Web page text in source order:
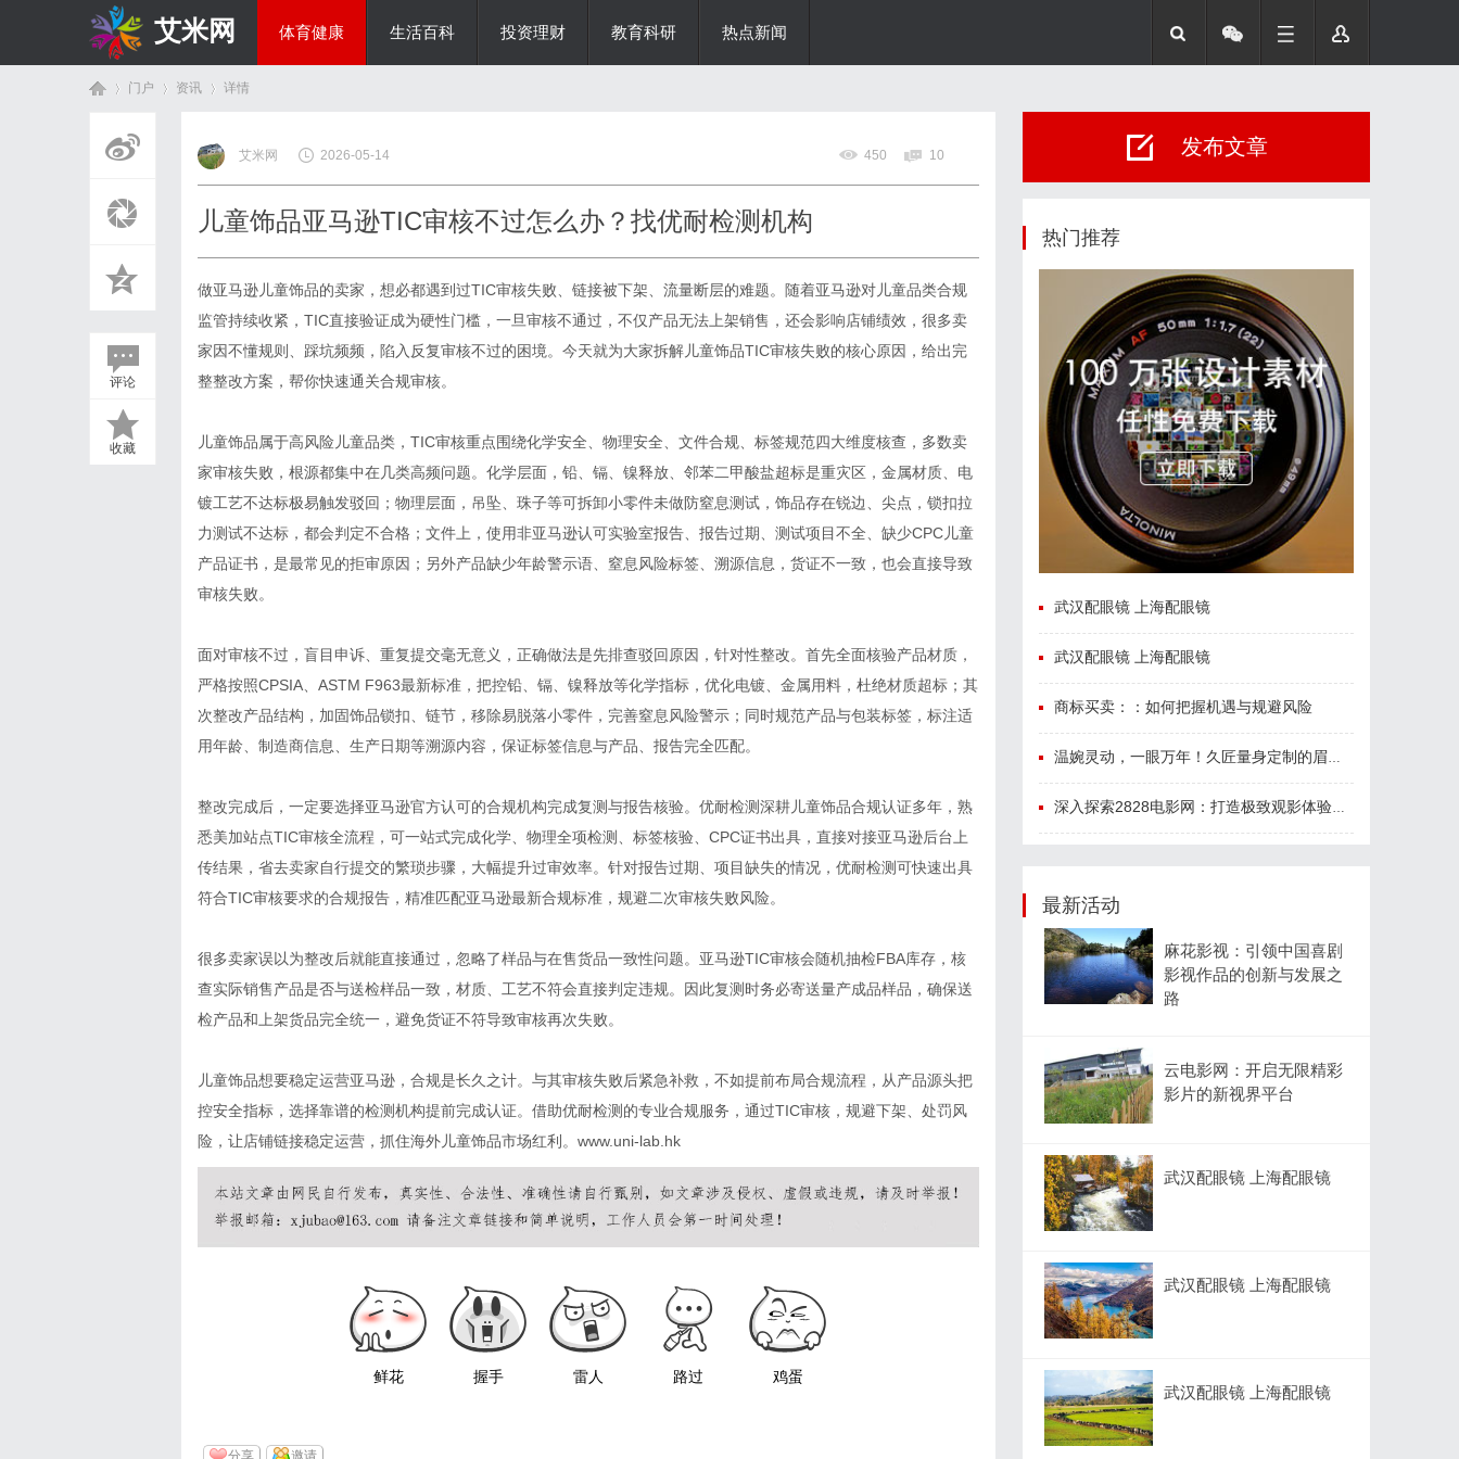
艾米网 体育健康 生活百科 投资理财 教育科研 热点新闻
门户 资讯
›
详情
评论
收藏
艾米网 2026-05-14 450 10
儿童饰品亚马逊TIC审核不过怎么办？找优耐检测机构
做亚马逊儿童饰品的卖家，想必都遇到过TIC审核失败、链接被下架、流量断层的难题。随着亚马逊对儿童品类合规
监管持续收紧，TIC直接验证成为硬性门槛，一旦审核不通过，不仅产品无法上架销售，还会影响店铺绩效，很多卖
家因不懂规则、踩坑频频，陷入反复审核不过的困境。今天就为大家拆解儿童饰品TIC审核失败的核心原因，给出完
整整改方案，帮你快速通关合规审核。
儿童饰品属于高风险儿童品类，TIC审核重点围绕化学安全、物理安全、文件合规、标签规范四大维度核查，多数卖
家审核失败，根源都集中在几类高频问题。化学层面，铅、镉、镍释放、邻苯二甲酸盐超标是重灾区，金属材质、电
镀工艺不达标极易触发驳回；物理层面，吊坠、珠子等可拆卸小零件未做防窒息测试，饰品存在锐边、尖点，锁扣拉
力测试不达标，都会判定不合格；文件上，使用非亚马逊认可实验室报告、报告过期、测试项目不全、缺少CPC儿童
产品证书，是最常见的拒审原因；另外产品缺少年龄警示语、窒息风险标签、溯源信息，货证不一致，也会直接导致
审核失败。
面对审核不过，盲目申诉、重复提交毫无意义，正确做法是先排查驳回原因，针对性整改。首先全面核验产品材质，
严格按照CPSIA、ASTM F963最新标准，把控铅、镉、镍释放等化学指标，优化电镀、金属用料，杜绝材质超标；其
次整改产品结构，加固饰品锁扣、链节，移除易脱落小零件，完善窒息风险警示；同时规范产品与包装标签，标注适
用年龄、制造商信息、生产日期等溯源内容，保证标签信息与产品、报告完全匹配。
整改完成后，一定要选择亚马逊官方认可的合规机构完成复测与报告核验。优耐检测深耕儿童饰品合规认证多年，熟
悉美加站点TIC审核全流程，可一站式完成化学、物理全项检测、标签核验、CPC证书出具，直接对接亚马逊后台上
传结果，省去卖家自行提交的繁琐步骤，大幅提升过审效率。针对报告过期、项目缺失的情况，优耐检测可快速出具
符合TIC审核要求的合规报告，精准匹配亚马逊最新合规标准，规避二次审核失败风险。
很多卖家误以为整改后就能直接通过，忽略了样品与在售货品一致性问题。亚马逊TIC审核会随机抽检FBA库存，核
查实际销售产品是否与送检样品一致，材质、工艺不符会直接判定违规。因此复测时务必寄送量产成品样品，确保送
检产品和上架货品完全统一，避免货证不符导致审核再次失败。
儿童饰品想要稳定运营亚马逊，合规是长久之计。与其审核失败后紧急补救，不如提前布局合规流程，从产品源头把
控安全指标，选择靠谱的检测机构提前完成认证。借助优耐检测的专业合规服务，通过TIC审核，规避下架、处罚风
险，让店铺链接稳定运营，抓住海外儿童饰品市场红利。www.uni-lab.hk
鲜花 握手 雷人 路过 鸡蛋
分享 邀请
发布文章
热门推荐
武汉配眼镜 上海配眼镜
武汉配眼镜 上海配眼镜
商标买卖：：如何把握机遇与规避风险
温婉灵动，一眼万年！久匠量身定制的眉眼唇，才是你整张脸的点睛之笔！淡颜系女生的气质加分项
深入探索2828电影网：打造极致观影体验的免费视频平台
最新活动
麻花影视：引领中国喜剧
影视作品的创新与发展之
路
云电影网：开启无限精彩
影片的新视界平台
武汉配眼镜 上海配眼镜
武汉配眼镜 上海配眼镜
武汉配眼镜 上海配眼镜